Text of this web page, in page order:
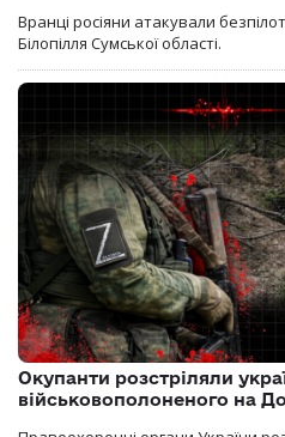
Вранці росіяни атакували
Білопілля Сумської області.
Окупанти розстріляли
військовополоненого на